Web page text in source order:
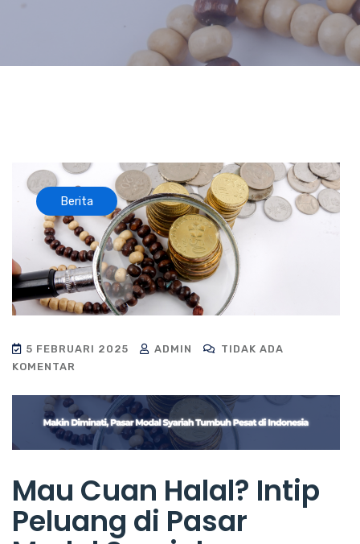
Berita
5 FEBRUARI 2025 ADMIN
TIDAK ADA
KOMENTAR
Mau Cuan Halal? Intip
Peluang di Pasar